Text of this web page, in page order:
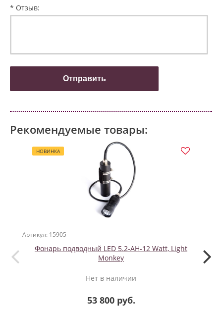
* Отзыв:
Рекомендуемые товары:
НОВИНКА
Артикул: 15905
Фонарь подводный LED 5.2-AH-12 Watt, Light
Monkey
Нет в наличии
53 800 руб.